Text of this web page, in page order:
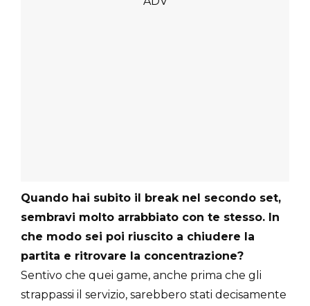
Quando hai subito il break nel secondo set,
sembravi molto arrabbiato con te stesso. In
che modo sei poi riuscito a chiudere la
partita e ritrovare la concentrazione?
Sentivo che quei game, anche prima che gli
strappassi il servizio, sarebbero stati decisamente